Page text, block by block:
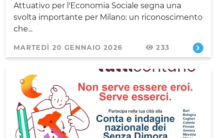
Attuativo per l'Economia Sociale segna una
svolta importante per Milano: un riconoscimento
che...
MARTEDÌ 20 GENNAIO 2026 233